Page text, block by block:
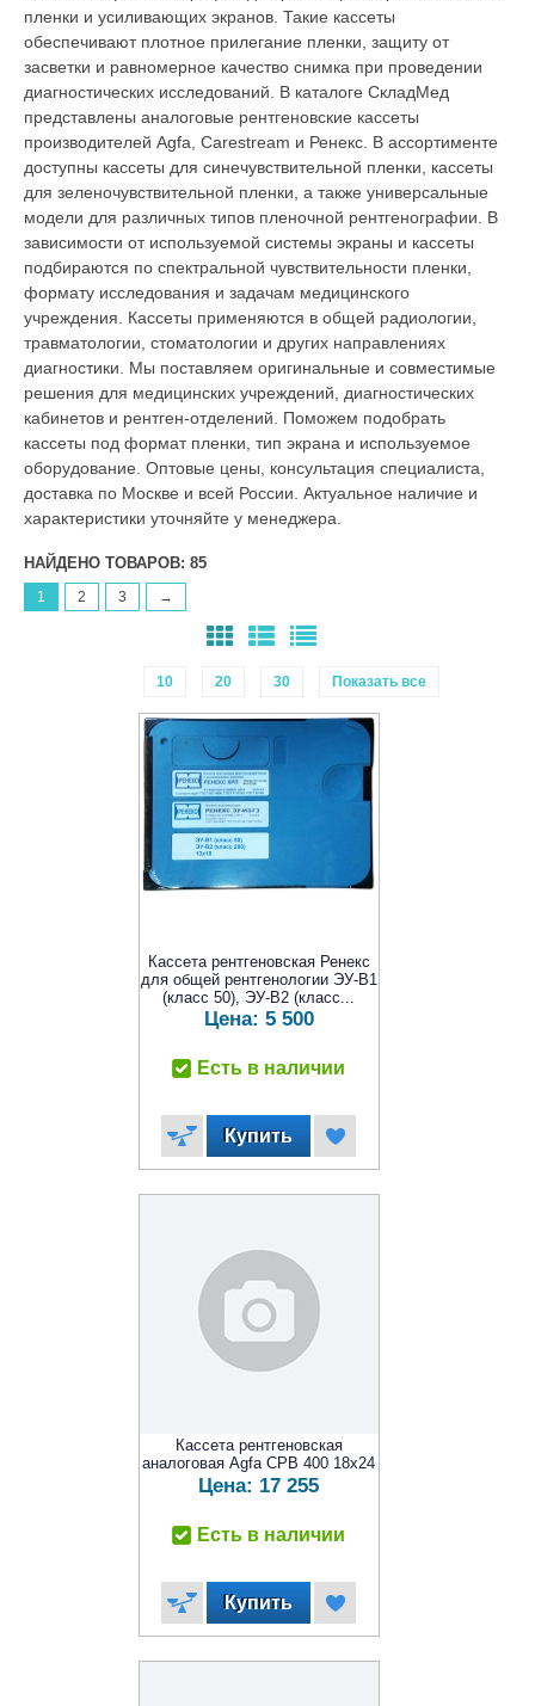
пленки и усиливающих экранов. Такие кассеты
обеспечивают плотное прилегание пленки, защиту от
засветки и равномерное качество снимка при проведении
диагностических исследований. В каталоге СкладМед
представлены аналоговые рентгеновские кассеты
производителей Agfa, Carestream и Ренекс. В ассортименте
доступны кассеты для синечувствительной пленки, кассеты
для зеленочувствительной пленки, а также универсальные
модели для различных типов пленочной рентгенографии. В
зависимости от используемой системы экраны и кассеты
подбираются по спектральной чувствительности пленки,
формату исследования и задачам медицинского
учреждения. Кассеты применяются в общей радиологии,
травматологии, стоматологии и других направлениях
диагностики.
Мы поставляем оригинальные и совместимые
решения для медицинских учреждений, диагностических
кабинетов и рентген-отделений. Поможем подобрать
кассеты под формат пленки, тип экрана и используемое
оборудование. Оптовые цены, консультация специалиста,
доставка по Москве и всей России. Актуальное наличие и
характеристики уточняйте у менеджера.
НАЙДЕНО ТОВАРОВ: 85
1 2 3 →
10 20 30 Показать все
Кассета рентгеновская Ренекс
для общей рентгенологии ЭУ-В1
(класс 50), ЭУ-В2 (класс...
Цена: 5 500
Есть в наличии
Кассета рентгеновская
аналоговая Agfa CPB 400 18x24
Цена: 17 255
Есть в наличии